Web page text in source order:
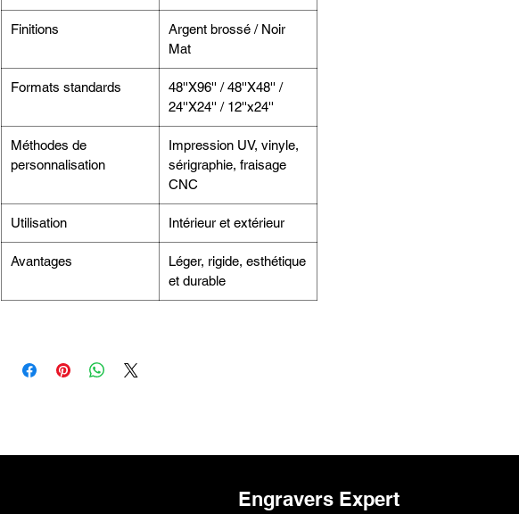
Finitions
Argent brossé / Noir
Mat
Formats standards
48''X96'' / 48''X48'' /
24''X24'' / 12''x24''
Méthodes de
personnalisation
Impression UV, vinyle,
sérigraphie, fraisage
CNC
Utilisation Intérieur et extérieur
Avantages
Léger, rigide, esthétique
et durable
Engravers Expert